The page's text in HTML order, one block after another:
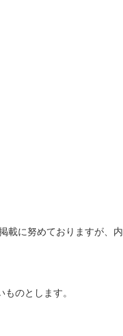
載に努めておりますが、内
のとします。